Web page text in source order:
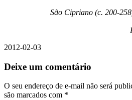
São Cipriano (c. 200-
2012-02-03
Deixe um comentário
O seu endereço de e-mail não será
são marcados com *